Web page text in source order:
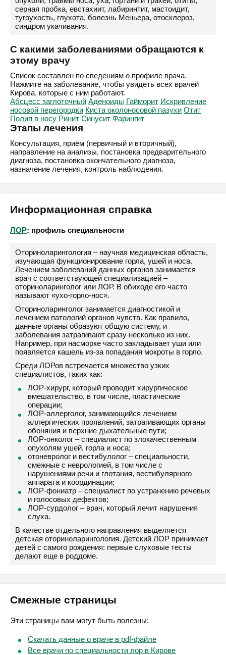
серная пробка, евстахиит, лабиринтит, мастоидит,
тугоухость, глухота, болезнь Меньера, отосклероз,
синдром укачивания.
С какими заболеваниями обращаются к
этому врачу
Список составлен по сведениям о профиле врача.
Нажмите на заболевание, чтобы увидеть всех врачей
Кирова, которые с ним работают.
Абсцесс заглоточный Аденоиды Гайморит Искривление
носовой перегородки Киста околоносовой пазухи Отит
Полип в носу Ринит Синусит Фарингит
Этапы лечения
Консультация, приём (первичный и вторичный),
направление на анализы, постановка предварительного
диагноза, постановка окончательного диагноза,
назначение лечения, контроль наблюдения.
Информационная справка
ЛОР: профиль специальности
Оториноларингология – научная медицинская область,
изучающая функционирование горла, ушей и носа.
Лечением заболеваний данных органов занимается
врач с соответствующей специализацией –
оториноларинголог или ЛОР. В обиходе его часто
называют «ухо-горло-нос».
Оториноларинголог занимается диагностикой и
лечением патологий органов чувств. Как правило,
данные органы образуют общую систему, и
заболевания затрагивают сразу несколько из них.
Например, при насморке часто закладывает уши или
появляется кашель из-за попадания мокроты в горло.
Среди ЛОРов встречается множество узких
специалистов, таких как:
ЛОР-хирург, который проводит хирургическое
вмешательство, в том числе, пластические
операции;
ЛОР-аллерголог, занимающийся лечением
аллергических проявлений, затрагивающих органы
обоняния и верхние дыхательные пути;
ЛОР-онколог – специалист по злокачественным
опухолям ушей, горла и носа;
отоневролог и вестибулолог – специальности,
смежные с неврологией, в том числе с
нарушениями речи и глотания, вестибулярного
аппарата и координации;
ЛОР-фониатр – специалист по устранению речевых
и голосовых дефектов;
ЛОР-сурдолог – врач, который лечит нарушения
слуха.
В качестве отдельного направления выделяется
детская оториноларингология. Детский ЛОР принимает
детей с самого рождения: первые слуховые тесты
делают еще в роддоме.
Смежные страницы
Эти страницы вам могут быть полезны:
Скачать данные о враче в pdf-файле
Все врачи по специальности лор в Кирове